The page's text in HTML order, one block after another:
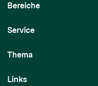
Bereiche
Service
Thema
Links